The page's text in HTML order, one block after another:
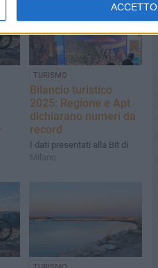
ACCETTO
TURISMO
Bilancio turistico
2025: Regione e Apt
dichiarano numeri da
record
I dati presentati alla Bit di
Milano